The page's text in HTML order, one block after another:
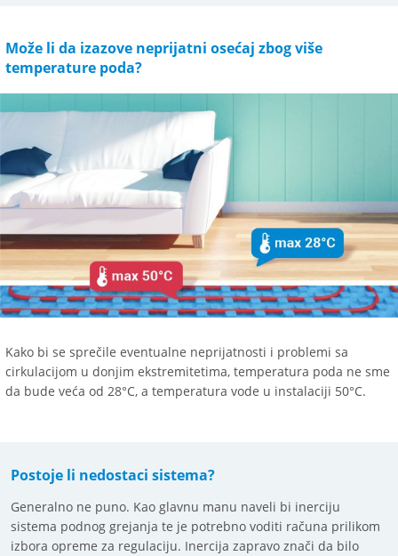
Može li da izazove neprijatni osećaj zbog više
temperature poda?
Kako bi se sprečile eventualne neprijatnosti i problemi sa
cirkulacijom u donjim ekstremitetima, temperatura poda ne sme
da bude veća od 28°C, a temperatura vode u instalaciji 50°C.
Postoje li nedostaci sistema?
Generalno ne puno. Kao glavnu manu naveli bi inerciju
sistema podnog grejanja te je potrebno voditi računa prilikom
izbora opreme za regulaciju. Inercija zapravo znači da bilo